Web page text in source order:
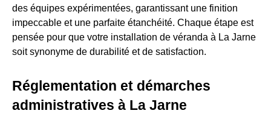
des équipes expérimentées, garantissant une finition
impeccable et une parfaite étanchéité. Chaque étape est
pensée pour que votre installation de véranda à La Jarne
soit synonyme de durabilité et de satisfaction.
Réglementation et démarches
administratives à La Jarne